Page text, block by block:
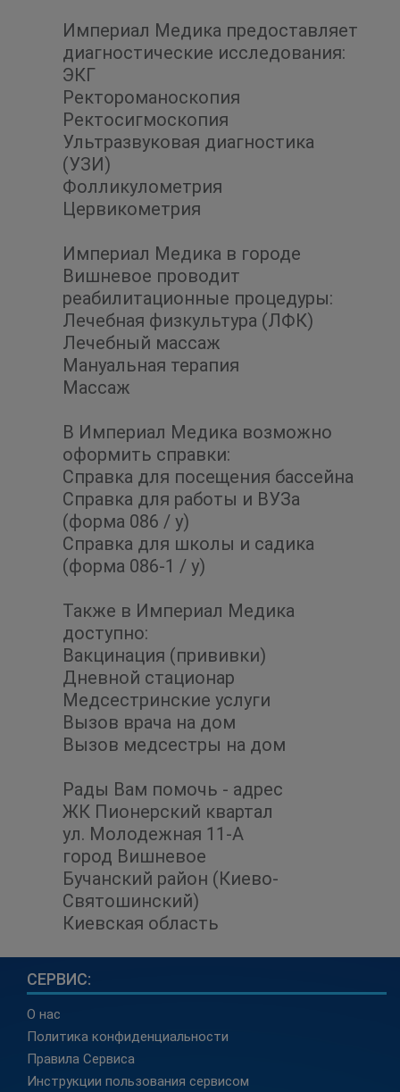
Империал Медика предоставляет
диагностические исследования:
ЭКГ
Ректороманоскопия
Ректосигмоскопия
Ультразвуковая диагностика
(УЗИ)
Фолликулометрия
Цервикометрия
Империал Медика в городе
Вишневое проводит
реабилитационные процедуры:
Лечебная физкультура (ЛФК)
Лечебный массаж
Мануальная терапия
Массаж
В Империал Медика возможно
оформить справки:
Справка для посещения бассейна
Справка для работы и ВУЗа
(форма 086 / у)
Справка для школы и садика
(форма 086-1 / у)
Также в Империал Медика
доступно:
Вакцинация (прививки)
Дневной стационар
Медсестринские услуги
Вызов врача на дом
Вызов медсестры на дом
Рады Вам помочь - адрес
ЖК Пионерский квартал
ул. Молодежная 11-А
город Вишневое
Бучанский район (Киево-
Святошинский)
Киевская область
СЕРВИС:
О нас
Политика конфиденциальности
Правила Сервиса
Инструкции пользования сервисом